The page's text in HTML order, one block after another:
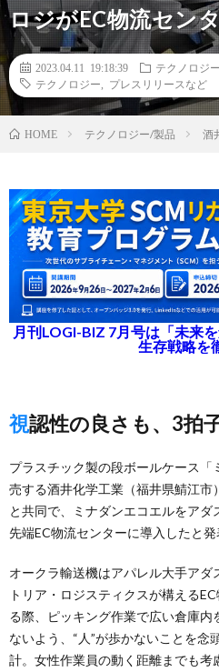
ロジがEC物流セン
2023.04.11 19:18:39
テクノロジ
テクノロジー
プレスリリースなど
HOME テクノロジー/製品 酒
月刊LOGI-BIZ 7月号は「未来
生存戦略を
視認性の良さも、3拍
プラスチック製の段ボールケース「
売する酒井化学工業（福井県鯖江
と共同で、ミナダンエコエルをア
先端EC物流センターに導入したと発
オークラ輸送機はアパレル大手アダ
トリア・ロジスティクスが構える
る際、ピッキング作業で広い倉庫
ないよう、“人”が歩かないことを念
計。女性作業員の動く距離までも考